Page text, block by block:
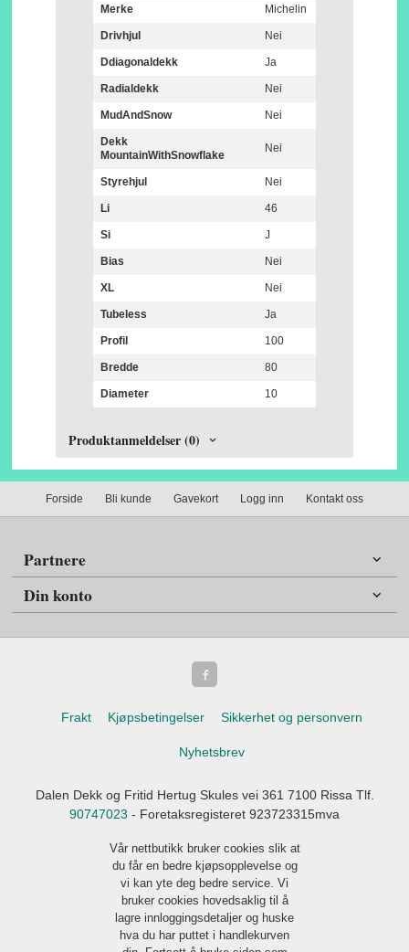
Merke Michelin
Drivhjul Nei
Ddiagonaldekk Ja
Radialdekk Nei
MudAndSnow Nei
Dekk
MountainWithSnowflake
Nei
Styrehjul Nei
Li 46
Si J
Bias Nei
XL Nei
Tubeless Ja
Profil 100
Bredde 80
Diameter 10
Produktanmeldelser (0)
Forside Bli kunde Gavekort Logg inn Kontakt oss
Partnere
Din konto
Frakt Kjøpsbetingelser Sikkerhet og personvern
Nyhetsbrev
Dalen Dekk og Fritid Hertug Skules vei 361 7100 Rissa Tlf.
90747023 - Foretaksregisteret 923723315mva
Vår nettbutikk bruker cookies slik at
du får en bedre kjøpsopplevelse og
vi kan yte deg bedre service. Vi
bruker cookies hovedsaklig til å
lagre innloggingsdetaljer og huske
hva du har puttet i handlekurven